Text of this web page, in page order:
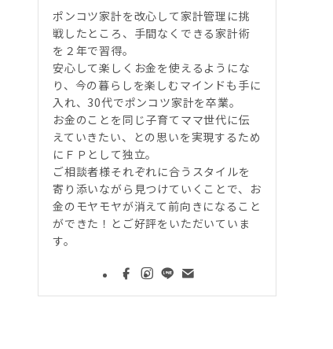
ポンコツ家計を改心して家計管理に挑
戦したところ、手間なくできる家計術
を２年で習得。
安心して楽しくお金を使えるようにな
り、今の暮らしを楽しむマインドも手に
入れ、30代でポンコツ家計を卒業。
お金のことを同じ子育てママ世代に伝
えていきたい、との思いを実現するため
にＦＰとして独立。
ご相談者様それぞれに合うスタイルを
寄り添いながら見つけていくことで、お
金のモヤモヤが消えて前向きになること
ができた！とご好評をいただいていま
す。